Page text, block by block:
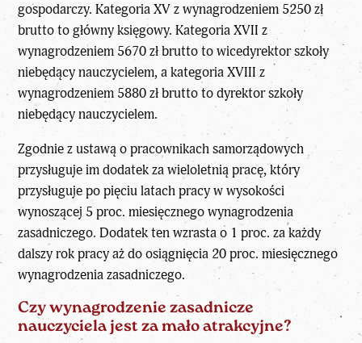
gospodarczy. Kategoria XV z wynagrodzeniem 5250 zł
brutto to główny księgowy. Kategoria XVII z
wynagrodzeniem 5670 zł brutto to wicedyrektor szkoły
niebędący nauczycielem, a kategoria XVIII z
wynagrodzeniem 5880 zł brutto to dyrektor szkoły
niebędący nauczycielem.
Zgodnie z ustawą o pracownikach samorządowych
przysługuje im dodatek za wieloletnią pracę, który
przysługuje po pięciu latach pracy w wysokości
wynoszącej 5 proc. miesięcznego wynagrodzenia
zasadniczego. Dodatek ten wzrasta o 1 proc. za każdy
dalszy rok pracy aż do osiągnięcia 20 proc. miesięcznego
wynagrodzenia zasadniczego.
Czy wynagrodzenie zasadnicze
nauczyciela jest za mało atrakcyjne?